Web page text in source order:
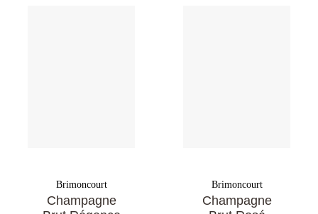
Brimoncourt
Champagne
Brimoncourt
Champagne